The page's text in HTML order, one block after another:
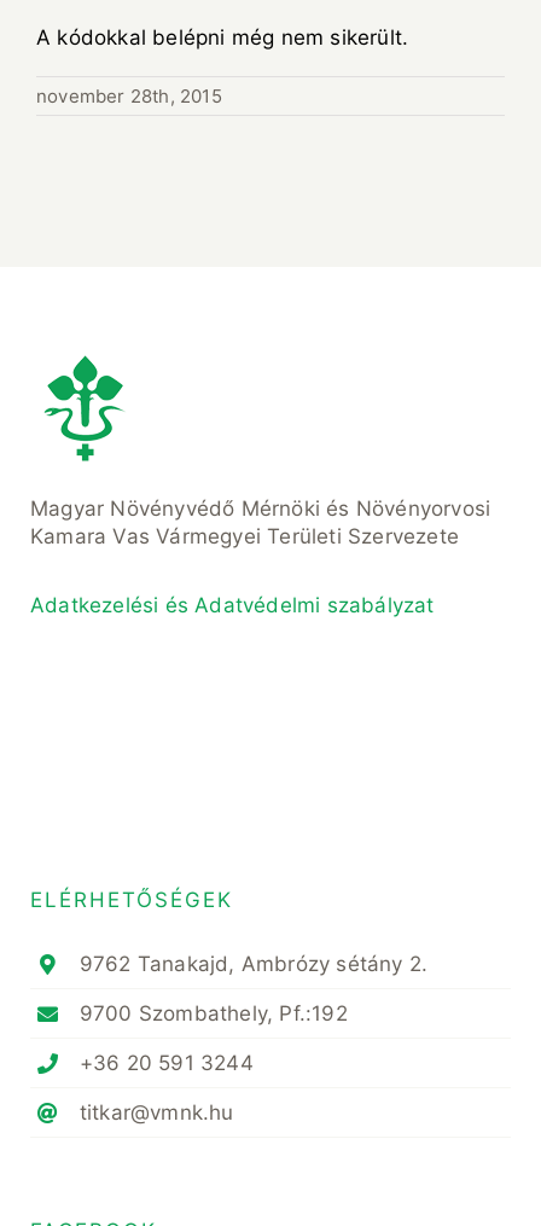
A kódokkal belépni még nem sikerült.
november 28th, 2015
Magyar Növényvédő Mérnöki és Növényorvosi
Kamara Vas Vármegyei Területi Szervezete
Adatkezelési és Adatvédelmi szabályzat
ELÉRHETŐSÉGEK
9762 Tanakajd, Ambrózy sétány 2.
9700 Szombathely, Pf.:192
+36 20 591 3244
titkar@vmnk.hu